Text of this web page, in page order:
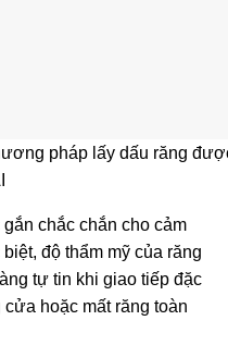
pháp lấy dấu răng
chắc chắn cho cảm
độ thẩm mỹ của răng
tự tin khi giao tiếp đặc
hoặc mất răng toàn